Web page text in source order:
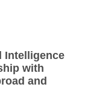
Intelligence
with
and